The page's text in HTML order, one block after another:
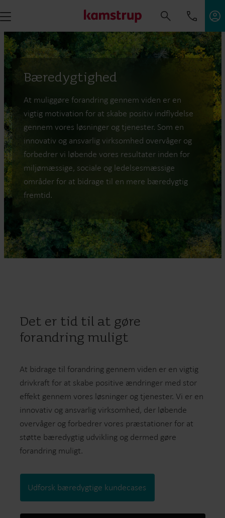
Bæredygtighed
At muliggøre forandring gennem viden er en
vigtig motivation for at skabe positiv indflydelse
gennem vores løsninger og tjenester. Som en
innovativ og ansvarlig virksomhed overvåger og
forbedrer vi løbende vores resultater inden for
miljømæssige, sociale og ledelsesmæssige
områder for at bidrage til en mere bæredygtig
fremtid.
Det er tid til at gøre
forandring muligt
At bidrage til forandring gennem viden er en vigtig
drivkraft for at skabe positive ændringer med stor
effekt gennem vores løsninger og tjenester. Vi er en
innovativ og ansvarlig virksomhed, der løbende
overvåger og forbedrer vores præstationer for at
støtte bæredygtig udvikling og dermed gøre
forandring muligt.
Udforsk bæredygtige kundecases